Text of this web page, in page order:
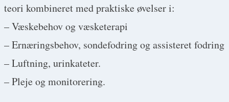
teori kombineret med praktiske øvelser i:
– Væskebehov og væsketerapi
– Ernæringsbehov, sondefodring og assisteret fodring
– Luftning, urinkateter.
– Pleje og monitorering.